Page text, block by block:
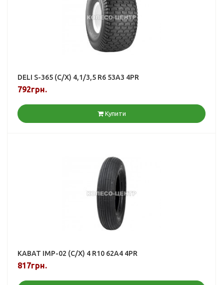
DELI S-365 (С/Х) 4,1/3,5 R6 53A3 4PR
792грн.
Купити
KABAT IMP-02 (С/Х) 4 R10 62A4 4PR
817грн.